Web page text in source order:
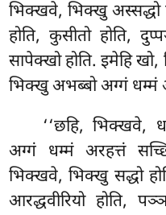
भिक्खवे, भिक्खु अस्सद्धो
होति, कुसीतो होति,
सापेक्खो होति. इमेहि
भिक्खु अभब्बो अग्गं धम्मं
‘‘छहि, भिक्खवे,
अग्गं धम्मं अरहत्तं
भिक्खवे, भिक्खु सद्धो
आरद्धवीरियो होति,